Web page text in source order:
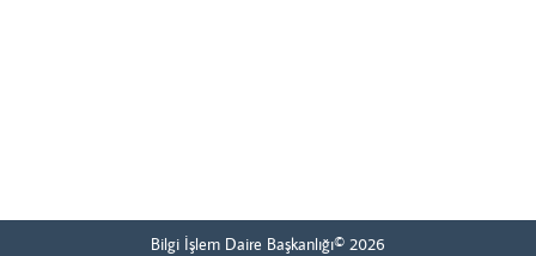
Bilgi İşlem Daire Başkanlığı© 2026